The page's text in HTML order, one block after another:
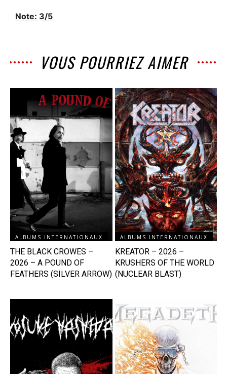
Note: 3/5
VOUS POURRIEZ AIMER
ALBUMS INTERNATIONAUX
THE BLACK CROWES –
2026 – A POUND OF
FEATHERS (SILVER ARROW)
ALBUMS INTERNATIONAUX
KREATOR – 2026 –
KRUSHERS OF THE WORLD
(NUCLEAR BLAST)